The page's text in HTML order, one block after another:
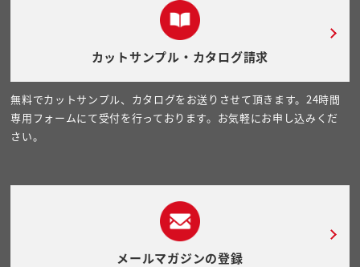
カットサンプル・カタログ請求
無料でカットサンプル、カタログをお送りさせて頂きます。24時間
専用フォームにて受付を行っております。お気軽にお申し込みくだ
さい。
メールマガジンの登録